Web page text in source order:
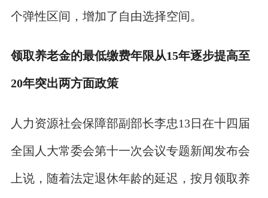
个弹性区间，增加了自由选择空间。
领取养老金的最低缴费年限从15年逐步提高至
20年突出两方面政策
人力资源社会保障部副部长李忠13日在十四届
全国人大常委会第十一次会议专题新闻发布会
上说，随着法定退休年龄的延迟，按月领取养